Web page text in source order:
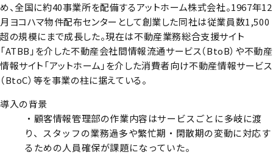
め、全国に約40事業所を配備するアットホーム株式会社。1967年12
月ヨコハマ物件配布センターとして創業した同社は従業員数1,500
超の規模にまで成長した。現在は不動産業務総合支援サイト
「ATBB」を介した不動産会社間情報流通サービス（BtoB）や不動産
情報サイト「アットホーム」を介した消費者向け不動産情報サービス
（BtoC）等を事業の柱に据えている。
導入の背景
・顧客情報管理部の作業内容はサービスごとに多岐に渡
り、スタッフの業務過多や繁忙期・閑散期の変動に対応す
るための人員確保が課題になっていた。